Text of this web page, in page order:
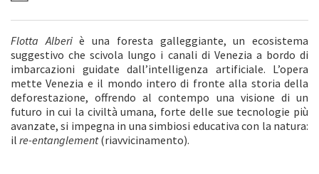
Flotta Alberiè una foresta galleggiante, un ecosistema
suggestivo che scivola lungo i canali di Venezia a bordo di
imbarcazioni guidate dall’intelligenza artificiale. L’opera
mette Venezia e il mondo intero di fronte alla storia della
deforestazione, offrendo al contempo una visione di un
futuro in cui la civiltà umana, forte delle sue tecnologie più
avanzate, si impegna in una simbiosi educativa con la natura:
il re-entanglement(riavvicinamento).